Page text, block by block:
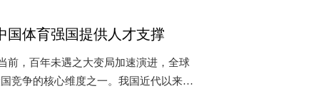
国体育强国提供人才支撑
前，百年未遇之大变局加速演进，全球
竞争的核心维度之一。我国近代以来